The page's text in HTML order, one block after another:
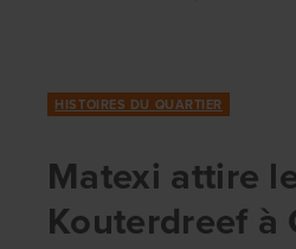
HISTOIRES DU QUARTIER
Matexi attire
Kouterdreef à